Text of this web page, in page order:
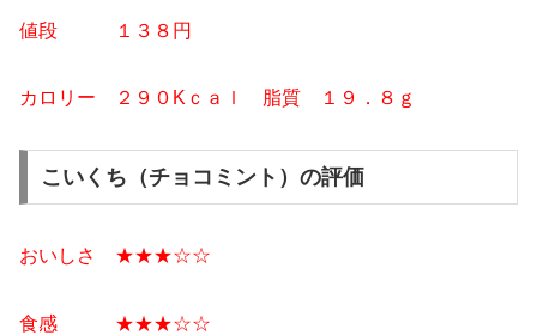
値段 １３８円
カロリー ２９０Kｃａｌ 脂質 １９．８ｇ
こいくち（チョコミント）の評価
おいしさ ★★★☆☆
食感 ★★★☆☆